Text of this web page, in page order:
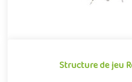
Structure de jeu